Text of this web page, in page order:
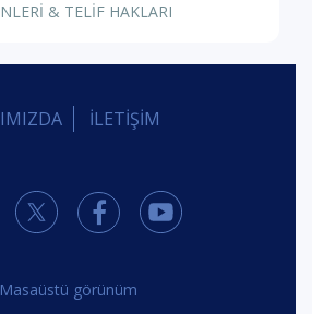
& TELİF HAKLARI
İLETİŞİM
Masaüstü görünüm